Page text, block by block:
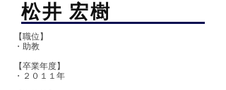
​松井 宏樹
【職位】
・助教
【卒業年度】
​・２０１１年